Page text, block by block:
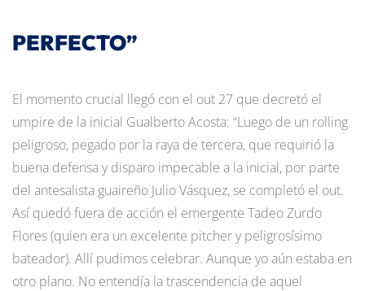
PERFECTO”
El momento crucial llegó con el out 27 que decretó el
umpire de la inicial Gualberto Acosta: “Luego de un rolling
peligroso, pegado por la raya de tercera, que requirió la
buena defensa y disparo impecable a la inicial, por parte
del antesalista guaireño Julio Vásquez, se completó el out.
Así quedó fuera de acción el emergente Tadeo Zurdo
Flores (quien era un excelente pitcher y peligrosísimo
bateador). Allí pudimos celebrar. Aunque yo aún estaba en
otro plano. No entendía la trascendencia de aquel